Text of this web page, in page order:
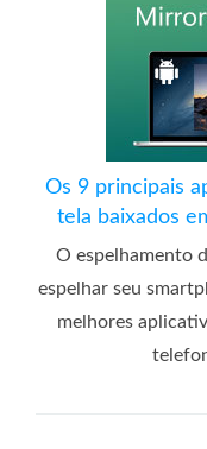
Os 9 principais
tela baixados
O espelhamento
espelhar seu
melhores